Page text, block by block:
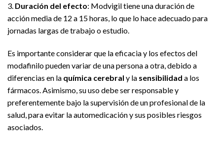
3. Duración del efecto: Modvigil tiene una duración de
acción media de 12 a 15 horas, lo que lo hace adecuado para
jornadas largas de trabajo o estudio.
Es importante considerar que la eficacia y los efectos del
modafinilo pueden variar de una persona a otra, debido a
diferencias en la química cerebral y la sensibilidad a los
fármacos. Asimismo, su uso debe ser responsable y
preferentemente bajo la supervisión de un profesional de la
salud, para evitar la automedicación y sus posibles riesgos
asociados.